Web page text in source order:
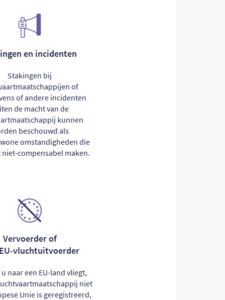
en incidenten
Stakingen bij
of
of andere incidenten
de macht van de
kunnen
beschouwd als
omstandigheden die
niet-compensabel maken.
Vervoerder of
naar een EU-land vliegt,
niet
Unie is geregistreerd,